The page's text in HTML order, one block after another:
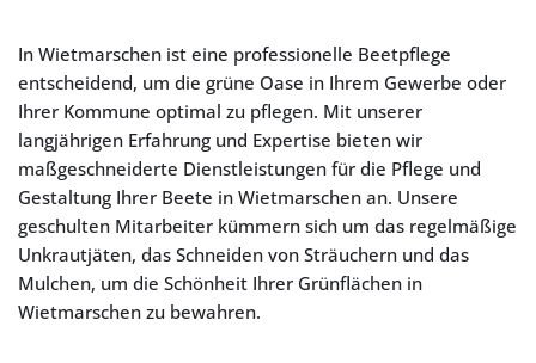
In Wietmarschen ist eine professionelle Beetpflege
entscheidend, um die grüne Oase in Ihrem Gewerbe oder
Ihrer Kommune optimal zu pflegen. Mit unserer
langjährigen Erfahrung und Expertise bieten wir
maßgeschneiderte Dienstleistungen für die Pflege und
Gestaltung Ihrer Beete in Wietmarschen an. Unsere
geschulten Mitarbeiter kümmern sich um das regelmäßige
Unkrautjäten, das Schneiden von Sträuchern und das
Mulchen, um die Schönheit Ihrer Grünflächen in
Wietmarschen zu bewahren.